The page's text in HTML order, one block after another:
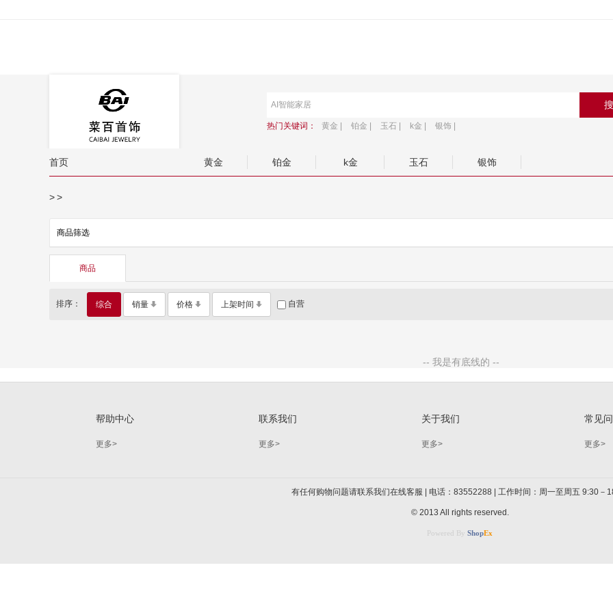
热门关键词： 黄金 | 铂金 | 玉石 | k金 | 银饰 |
首页 黄金 铂金 k金 玉石 银饰
>>
商品筛选
商品
排序： 综合 销量 价格 上架时间 自营
帮助中心
更多>
联系我们
更多>
关于我们
更多>
常见
更多>
有任何购物问题请联系我们在线客服 | 电话：83552288 | 工作时间：周一至周五 9:30－
© 2013 All rights reserved.
Powered By ShopEx